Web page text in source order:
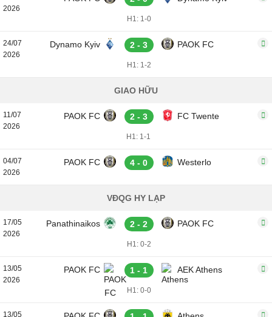
2026
H1: 1-0
24/07
2026
Dynamo Kyiv 2 - 3 PAOK FC
H1: 1-2
GIAO HỮU
11/07
2026
PAOK FC 2 - 3 FC Twente
H1: 1-1
04/07
2026
PAOK FC 4 - 0 Westerlo
VĐQG HY LẠP
17/05
2026
Panathinaikos 2 - 2 PAOK FC
H1: 0-2
13/05
2026
PAOK FC 1 - 1 AEK Athens
H1: 0-0
13/05